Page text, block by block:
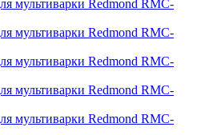
мультиварки Redmond RMC-
мультиварки Redmond RMC-
мультиварки Redmond RMC-
мультиварки Redmond RMC-
мультиварки Redmond RMC-